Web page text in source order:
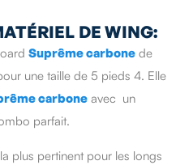
DE WING:
Suprême carbone de
une taille de 5 pieds 4. Elle
carbone avec un
parfait.
plus pertinent pour les longs